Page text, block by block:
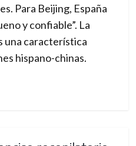
Para Beijing, España
y confiable”. La
una característica
hispano-chinas.